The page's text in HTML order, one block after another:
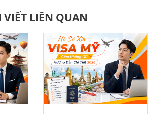
VIẾT LIÊN QUAN